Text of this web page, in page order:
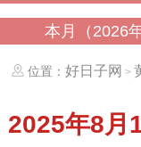
本月（2026
位置： 好日子网 >
2025年8月